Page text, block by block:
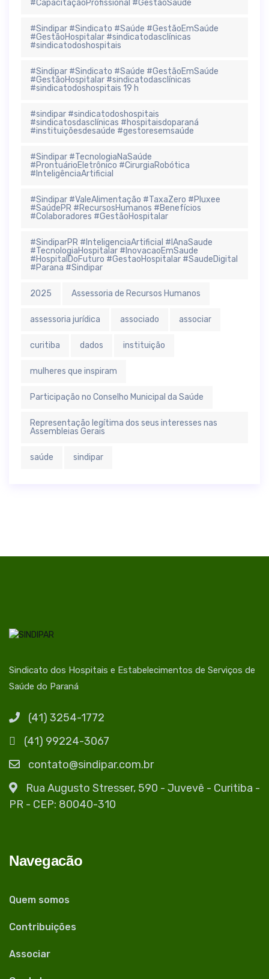
#CapacitaçãoProfissional #GestãoSaúde
#Sindipar #Sindicato #Saúde #GestãoEmSaúde
#GestãoHospitalar #sindicatodasclínicas
#sindicatodoshospitais
#Sindipar #Sindicato #Saúde #GestãoEmSaúde
#GestãoHospitalar #sindicatodasclínicas
#sindicatodoshospitais 19 h
#sindipar #sindicatodoshospitais
#sindicatosdasclínicas #hospitaisdoparaná
#instituiçõesdesaúde #gestoresemsaúde
#Sindipar #TecnologiaNaSaúde
#ProntuárioEletrônico #CirurgiaRobótica
#InteligênciaArtificial
#Sindipar #ValeAlimentação #TaxaZero #Pluxee
#SaúdePR #RecursosHumanos #Benefícios
#Colaboradores #GestãoHospitalar
#SindiparPR #InteligenciaArtificial #IAnaSaude
#TecnologiaHospitalar #InovacaoEmSaude
#HospitalDoFuturo #GestaoHospitalar #SaudeDigital
#Parana #Sindipar
2025 Assessoria de Recursos Humanos
assessoria jurídica associado associar
curitiba dados instituição
mulheres que inspiram
Participação no Conselho Municipal da Saúde
Representação legítima dos seus interesses nas
Assembleias Gerais
saúde sindipar
Sindicato dos Hospitais e Estabelecimentos de Serviços de
Saúde do Paraná
(41) 3254-1772
(41) 99224-3067
contato@sindipar.com.br
Rua Augusto Stresser, 590 - Juvevê - Curitiba -
PR - CEP: 80040-310
Navegacão
Quem somos
Contribuições
Associar